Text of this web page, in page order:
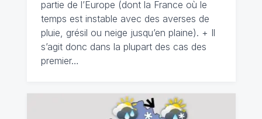
partie de l’Europe (dont la France où le
temps est instable avec des averses de
pluie, grésil ou neige jusqu’en plaine). + Il
s’agit donc dans la plupart des cas des
premier…